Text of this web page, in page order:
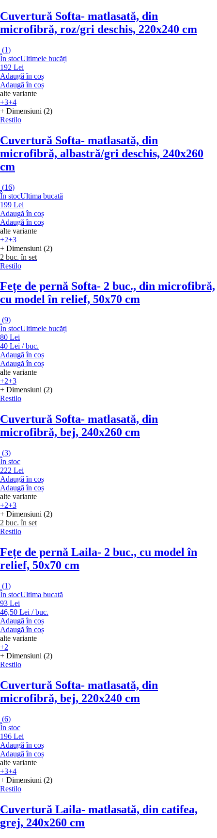
Cuvertură Softa- matlasată, din
microfibră, roz/gri deschis, 220x240 cm
(1)
În stocUltimele bucăți
192 Lei
Adaugă în coș
Adaugă în coș
alte variante
+3+4
+ Dimensiuni (2)
Restilo
Cuvertură Softa- matlasată, din
microfibră, albastră/gri deschis, 240x260
cm
(16)
În stocUltima bucată
199 Lei
Adaugă în coș
Adaugă în coș
alte variante
+2+3
+ Dimensiuni (2)
2 buc. în set
Restilo
Fețe de pernă Softa- 2 buc., din microfibră,
cu model în relief, 50x70 cm
(9)
În stocUltimele bucăți
80 Lei
40 Lei / buc.
Adaugă în coș
Adaugă în coș
alte variante
+2+3
+ Dimensiuni (2)
Restilo
Cuvertură Softa- matlasată, din
microfibră, bej, 240x260 cm
(3)
În stoc
222 Lei
Adaugă în coș
Adaugă în coș
alte variante
+2+3
+ Dimensiuni (2)
2 buc. în set
Restilo
Fețe de pernă Laila- 2 buc., cu model în
relief, 50x70 cm
(1)
În stocUltima bucată
93 Lei
46,50 Lei / buc.
Adaugă în coș
Adaugă în coș
alte variante
+2
+ Dimensiuni (2)
Restilo
Cuvertură Softa- matlasată, din
microfibră, bej, 220x240 cm
(6)
În stoc
196 Lei
Adaugă în coș
Adaugă în coș
alte variante
+3+4
+ Dimensiuni (2)
Restilo
Cuvertură Laila- matlasată, din catifea,
grej, 240x260 cm